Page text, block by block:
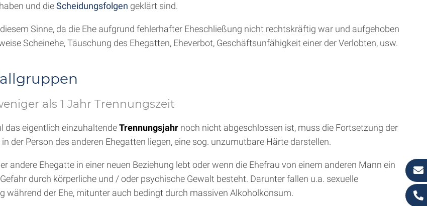
und dieScheidungsfolgen geklärt sind.
Sinne, da die Ehe aufgrund fehlerhafter Eheschließung nicht rechtskräftig war und aufgehoben
Scheinehe, Täuschung des Ehegatten, Eheverbot, Geschäftsunfähigkeit einer der Verlobten, usw.
als 1 Jahr Trennungszeit
das eigentlich einzuhaltendeTrennungsjahr noch nicht abgeschlossen ist, muss die Fortsetzung der
der Person des anderen Ehegatten liegen, eine sog. unzumutbare Härte darstellen.
andere Ehegatte in einer neuen Beziehung lebt oder wenn die Ehefrau von einem anderen Mann ein
durch körperliche und / oder psychische Gewalt besteht. Darunter fallen u.a. sexuelle
während der Ehe, mitunter auch bedingt durch massiven Alkoholkonsum.